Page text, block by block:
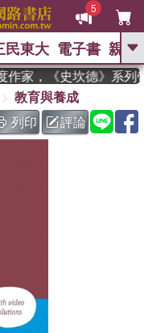
5
GO
吾 、 The Odyssey
果歷史是一群喵 、 暑期
布克獎 臺灣漫遊錄、 方
民東大 電子書 親子
家，《史坎德》系列
教育與養成
列印
評論